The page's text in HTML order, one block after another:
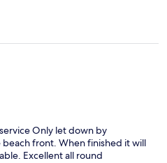
Only let down by
front. When finished it will
Excellent all round